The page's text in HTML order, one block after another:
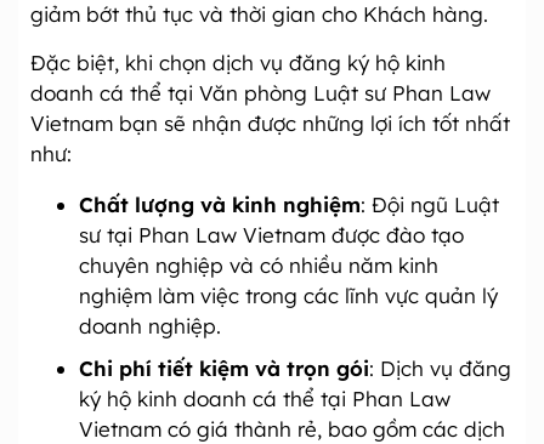
giảm bớt thủ tục và thời gian cho Khách hàng.
Đặc biệt, khi chọn dịch vụ đăng ký hộ kinh
doanh cá thể tại Văn phòng Luật sư Phan Law
Vietnam bạn sẽ nhận được những lợi ích tốt nhất
như:
Chất lượng và kinh nghiệm: Đội ngũ Luật
sư tại Phan Law Vietnam được đào tạo
chuyên nghiệp và có nhiều năm kinh
nghiệm làm việc trong các lĩnh vực quản lý
doanh nghiệp.
Chi phí tiết kiệm và trọn gói: Dịch vụ đăng
ký hộ kinh doanh cá thể tại Phan Law
Vietnam có giá thành rẻ, bao gồm các dịch